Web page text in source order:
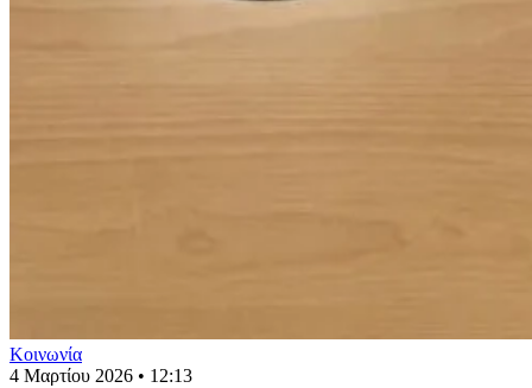
Κοινωνία
4 Μαρτίου 2026 • 12:13